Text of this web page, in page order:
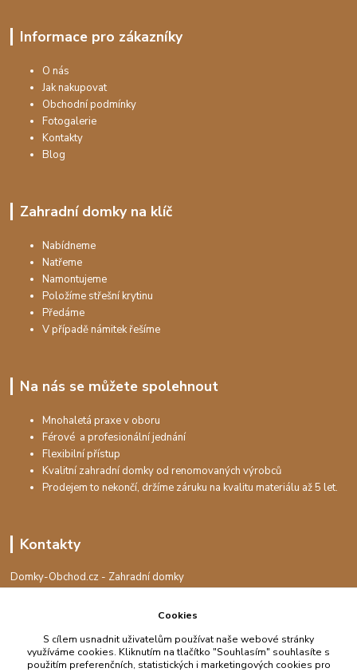
Informace pro zákazníky
O nás
Jak nakupovat
Obchodní podmínky
Fotogalerie
Kontakty
Blog
Zahradní domky na klíč
Nabídneme
Natřeme
Namontujeme
Položíme střešní krytinu
Předáme
V případě námitek řešíme
Na nás se můžete spolehnout
Mnohaletá praxe v oboru
Férové a profesionální jednání
Flexibilní přístup
Kvalitní zahradní domky od renomovaných výrobců
Prodejem to nekončí, držíme záruku na kvalitu materiálu až 5 let.
Kontakty
Domky-Obchod.cz - Zahradní domky
+420 730 501 925
info@domky-obchod.cz
Cookies
S cílem usnadnit uživatelům používat naše webové stránky
využíváme cookies. Kliknutím na tlačítko "Souhlasím" souhlasíte s
použitím preferenčních, statistických i marketingových cookies pro